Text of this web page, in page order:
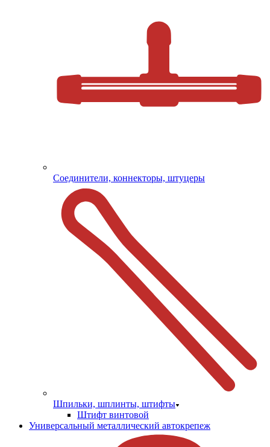
Соединители, коннекторы, штуцеры
Шпильки, шплинты, штифты
Штифт винтовой
Универсальный металлический автокрепеж